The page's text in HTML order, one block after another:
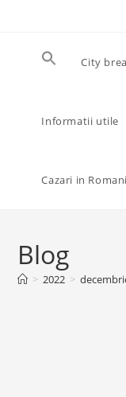
City
Informatii utile
Cazari in
Blog
> 2022 >